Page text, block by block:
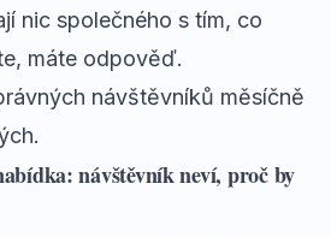
nic společného s tím, co
máte odpověď.
návštěvníků měsíčně
návštěvník neví, proč by